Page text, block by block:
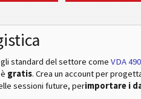
standard del settore come VDA
gratis. Crea un account per
sessioni future, perimportare i